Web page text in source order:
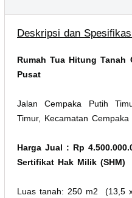
Deskripsi dan
Rumah Tua Hitung Tanah
Pusat
Jalan Cempaka Putih
Timur, Kecamatan
Harga Jual : Rp
Sertifikat Hak Milik (SHM)
Luas tanah: 250 m2 (13,5